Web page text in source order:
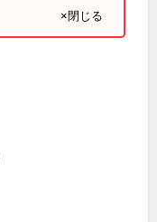
×閉じる